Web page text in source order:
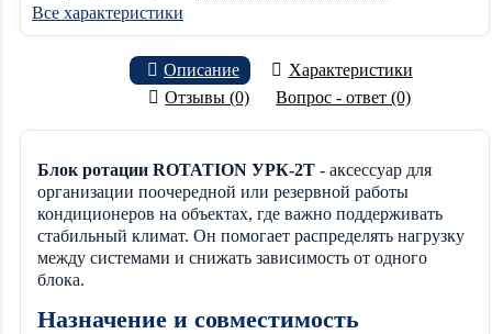
Все характеристики
Описание
Характеристики
Отзывы (0)
Вопрос - ответ (0)
Блок ротации ROTATION УРК-2Т - аксессуар для
организации поочередной или резервной работы
кондиционеров на объектах, где важно поддерживать
стабильный климат. Он помогает распределять нагрузку
между системами и снижать зависимость от одного
блока.
Назначение и совместимость